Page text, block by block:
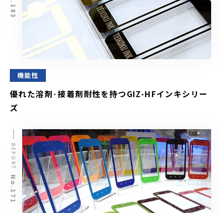
機能性
優れた溶剤·接着剤耐性を持つGIZ-HFインキシリー
ズ
REPORT
No.171